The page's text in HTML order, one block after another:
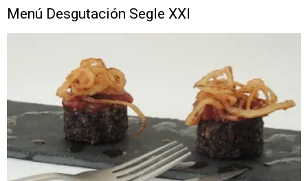
Menú Desgutación Segle XXI